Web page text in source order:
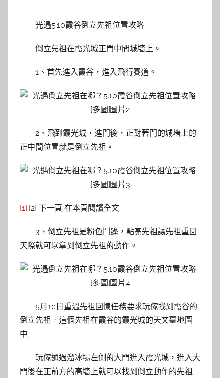
光遇5.10霞谷倒立先祖位置攻略
倒立先祖在霞光城正門中間城墻上。
1、首先進入霞谷，進入飛行賽道。
2、飛到霞光城，進門後，正對著門的城墻上的
正中間位置就是倒立先祖。
[1] [2] 下一頁 在本頁閱讀全文
3、倒立先祖是粉色鬥篷，點亮先祖讓先祖重回
天際就可以拿到倒立先祖的動作。
5月10日重溫先祖回憶任務要求玩傢找到霞谷的
倒立先祖，這個先祖在霞谷的霞光城的天文臺地圖
中;
玩傢通過溜冰場左側的大門進入霞光城，進入大
門後在正前方的高墻上就可以找到倒立動作的先祖